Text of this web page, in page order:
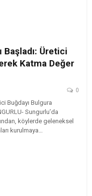
Başladı: Üretici
Katma Değer
0
Buğdayı Bulgura
- Sungurlu’da
köylerde geleneksel
kurulmaya